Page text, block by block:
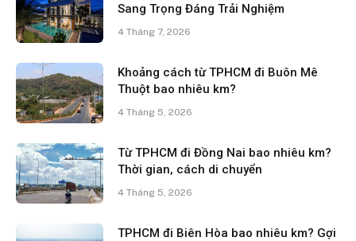
Sang Trọng Đáng Trải Nghiệm
4 Tháng 7, 2026
Khoảng cách từ TPHCM đi Buôn Mê
Thuột bao nhiêu km?
4 Tháng 5, 2026
Từ TPHCM đi Đồng Nai bao nhiêu km?
Thời gian, cách di chuyển
4 Tháng 5, 2026
TPHCM đi Biên Hòa bao nhiêu km? Gợi